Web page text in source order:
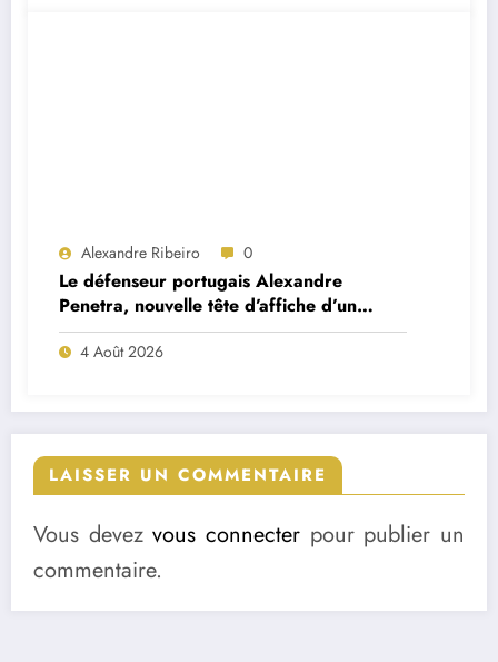
Alexandre Ribeiro 0
Le défenseur portugais Alexandre
Penetra, nouvelle tête d’affiche d’un
projet très ambitieux
4 Août 2026
LAISSER UN COMMENTAIRE
Vous devezvous connecter pour publier un
commentaire.